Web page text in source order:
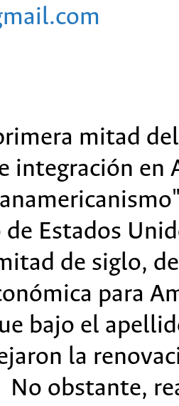
mitad
integración en
Estados
de siglo,
para
bajo el
la
obstante,